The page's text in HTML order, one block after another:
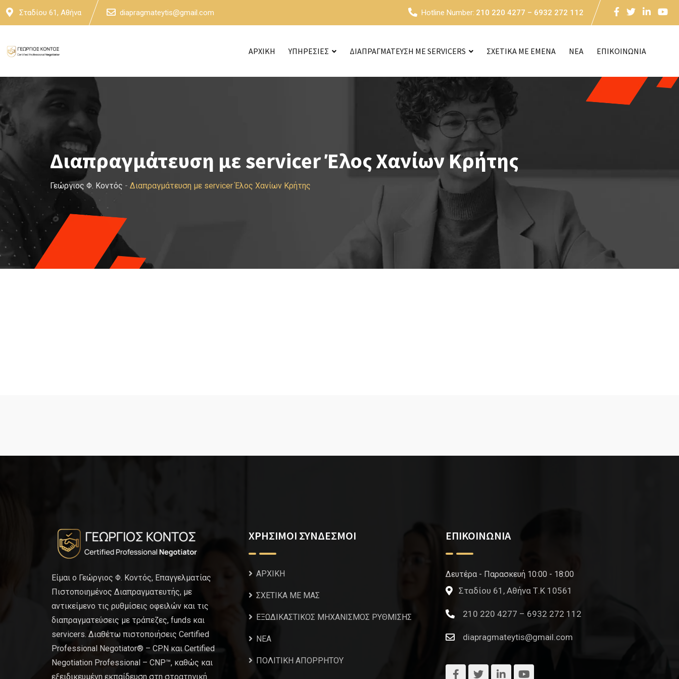
Skip
Σταδίου 61, Αθήνα diapragmateytis@gmail.com Hotline Number: 210 220 4277 – 6932 272 112
ΑΡΧΙΚΗ ΥΠΗΡΕΣΙΕΣ ΔΙΑΠΡΑΓΜΑΤΕΥΣΗ ΜΕ SERVICERS ΣΧΕΤΙΚΑ ΜΕ ΕΜΕΝΑ NEA ΕΠΙΚΟΙΝΩΝΙΑ
Διαπραγμάτευση με servicer Έλος Χανίων Κρήτης
Γεώργιος Φ. Κοντός - Διαπραγμάτευση με servicer Έλος Χανίων Κρήτης
Είμαι ο Γεώργιος Φ. Κοντός, Επαγγελματίας
Πιστοποιημένος Διαπραγματευτής, με
αντικείμενο τις ρυθμίσεις οφειλών και τις
διαπραγματεύσεις με τράπεζες, funds και
servicers. Διαθέτω πιστοποιήσεις Certified
Professional Negotiator® – CPN και Certified
Negotiation Professional – CNP™, καθώς και
εξειδικευμένη εκπαίδευση στη στρατηγική
ΧΡΗΣΙΜΟΙ ΣΥΝΔΕΣΜΟΙ
ΑΡΧΙΚΗ
ΣΧΕΤΙΚΑ ΜΕ ΜΑΣ
ΕΞΩΔΙΚΑΣΤΙΚΟΣ ΜΗΧΑΝΙΣΜΟΣ ΡΥΘΜΙΣΗΣ
NEA
ΠΟΛΙΤΙΚΗ ΑΠΟΡΡΗΤΟΥ
ΕΠΙΚΟΙΝΩΝΙΑ
Δευτέρα - Παρασκευή 10:00 - 18:00
Σταδίου 61, Αθήνα Τ.Κ 10561
210 220 4277 – 6932 272 112
diapragmateytis@gmail.com